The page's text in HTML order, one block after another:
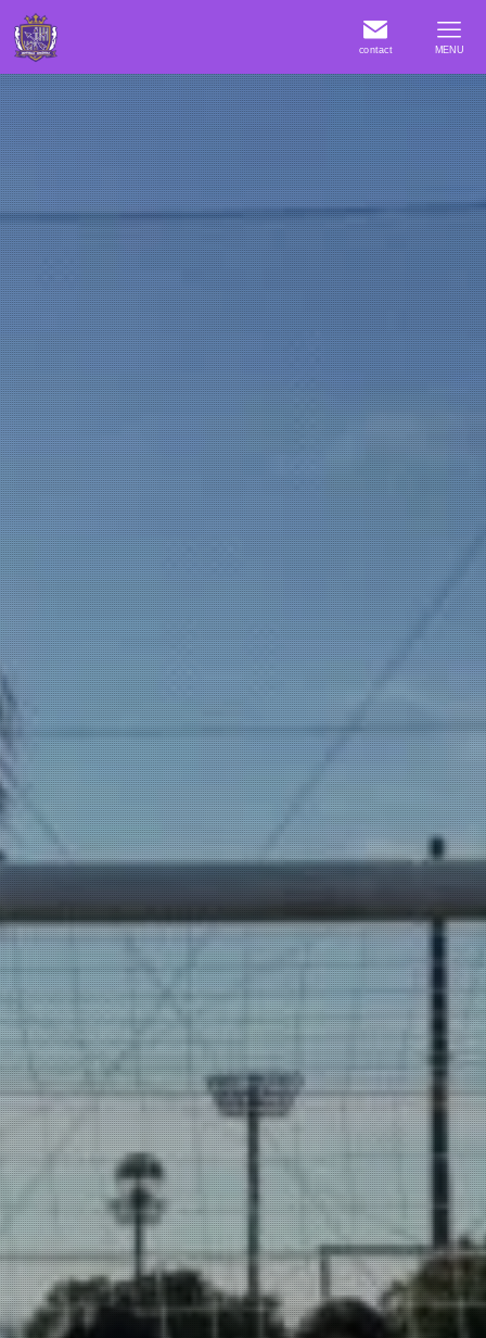
contact MENU